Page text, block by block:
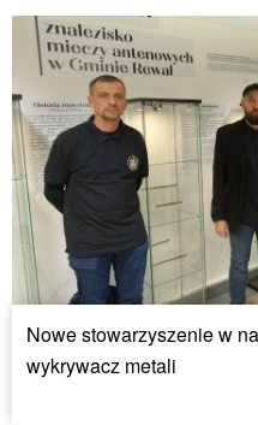
Nowe stowarzyszenie w
wykrywacz metali